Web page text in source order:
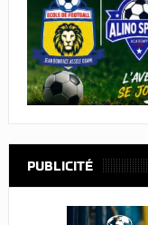
PUBLICITÉ